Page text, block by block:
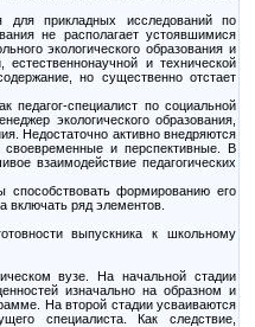
для прикладных исследований по
не располагает устоявшимися
экологического образования и
естественнонаучной и технической
но существенно отстает
педагог-специалист по социальной
экологического образования,
Недостаточно активно внедряются
своевременные и перспективные. В
взаимодействие педагогических
формированию его
включать ряд элементов.
выпускника к школьному
вузе. На начальной стадии
изначально на образном и
На второй стадии усваиваются
специалиста. Как следствие,